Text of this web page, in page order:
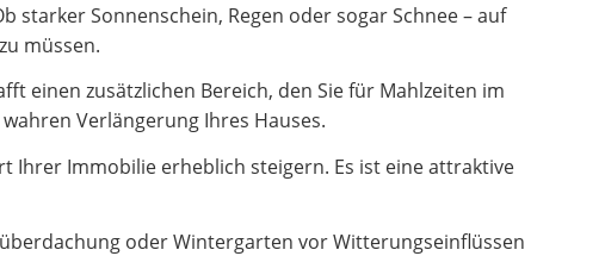
Sonnenschein, Regen oder sogar Schnee – auf
müssen.
einen zusätzlichen Bereich, den Sie für Mahlzeiten im
Verlängerung Ihres Hauses.
Ihrer Immobilie erheblich steigern. Es ist eine attraktive
oder Wintergarten vor Witterungseinflüssen